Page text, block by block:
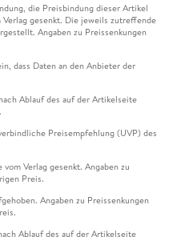
die Preisbindung dieser Artikel
gesenkt. Die jeweils zutreffende
Angaben zu Preissenkungen
dass Daten an den Anbieter der
Ablauf des auf der Artikelseite
Preisempfehlung (UVP) des
Verlag gesenkt. Angaben zu
Preis.
Angaben zu Preissenkungen
Ablauf des auf der Artikelseite